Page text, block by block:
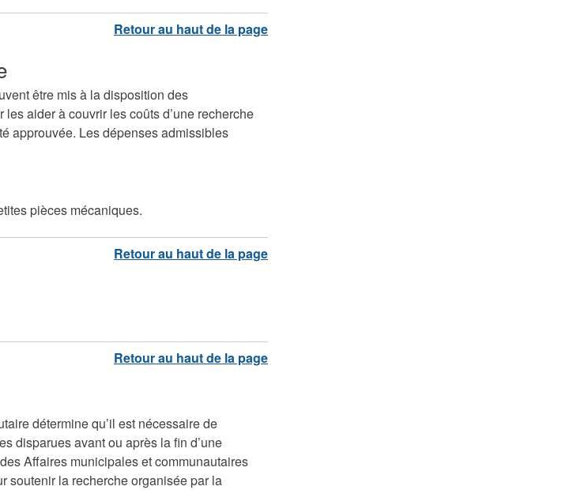
être mis à la disposition des
aider à couvrir les coûts d’une recherche
approuvée. Les dépenses admissibles
pièces mécaniques.
détermine qu’il est nécessaire de
disparues avant ou après la fin d’une
Affaires municipales et communautaires
soutenir la recherche organisée par la